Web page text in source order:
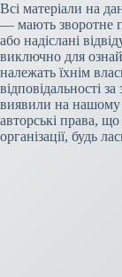
Всі матеріали на
— мають зворотне
або надіслані
виключно для
належать їхнім
відповідальності
виявили на нашому
авторські права,
організації, будь